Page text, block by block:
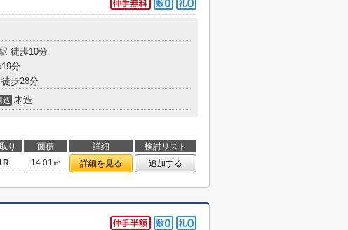
徒歩10分
分
徒歩28分
造 木造
り 面積 詳細
検討リスト
14.01㎡ 詳細を見る 追加する